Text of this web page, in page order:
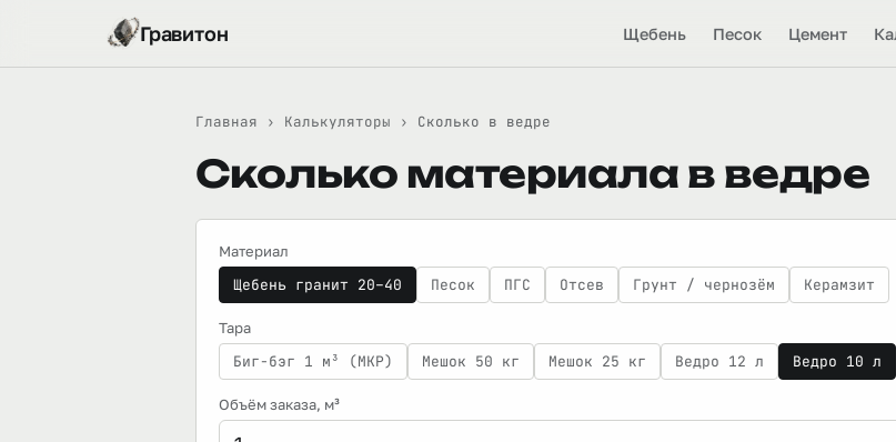
Гравитон Щебень Песок Цемент
Главная › Калькуляторы › Сколько в ведре
Сколько материала в ведре
Материал
Щебень гранит 20–40 Песок ПГС Отсев Грунт / чернозём Керамзит
Тара
Биг-бэг 1 м³ (МКР) Мешок 50 кг Мешок 25 кг Ведро 12 л Ведро 10 л
Объём заказа, м³